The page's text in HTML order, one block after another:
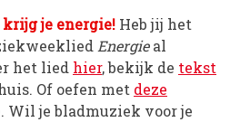
krijg je energie! Heb jij het
Energieal
het lied hier, bekijk de tekst
Of oefen met deze
Wil je bladmuziek voor je